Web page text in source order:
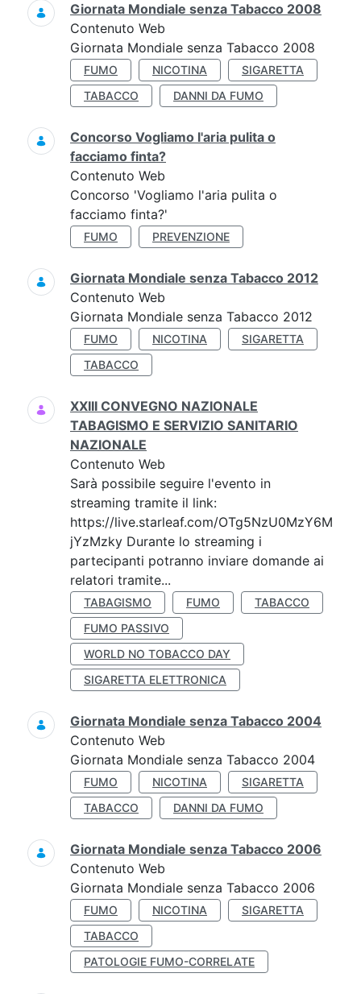
Giornata Mondiale senza Tabacco 2008
Contenuto Web
Giornata Mondiale senza Tabacco 2008
FUMO NICOTINA
SIGARETTA
TABACCO
DANNI DA FUMO
Concorso Vogliamo l'aria pulita o
facciamo finta?
Contenuto Web
Concorso 'Vogliamo l'aria pulita o
facciamo finta?'
FUMO PREVENZIONE
Giornata Mondiale senza Tabacco 2012
Contenuto Web
Giornata Mondiale senza Tabacco 2012
FUMO NICOTINA
SIGARETTA
TABACCO
XXIII CONVEGNO NAZIONALE
TABAGISMO E SERVIZIO SANITARIO
NAZIONALE
Contenuto Web
Sarà possibile seguire l'evento in
streaming tramite il link:
https://live.starleaf.com/OTg5NzU0MzY6M
jYzMzky Durante lo streaming i
partecipanti potranno inviare domande ai
relatori tramite...
TABAGISMO FUMO
TABACCO
FUMO PASSIVO
WORLD NO TOBACCO DAY
SIGARETTA ELETTRONICA
Giornata Mondiale senza Tabacco 2004
Contenuto Web
Giornata Mondiale senza Tabacco 2004
FUMO NICOTINA
SIGARETTA
TABACCO
DANNI DA FUMO
Giornata Mondiale senza Tabacco 2006
Contenuto Web
Giornata Mondiale senza Tabacco 2006
FUMO NICOTINA
SIGARETTA
TABACCO
PATOLOGIE FUMO-CORRELATE